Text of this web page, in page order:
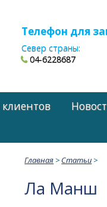
Телефон для
Север страны:
04-6228687
Главная > Статьи >
Ла Манш